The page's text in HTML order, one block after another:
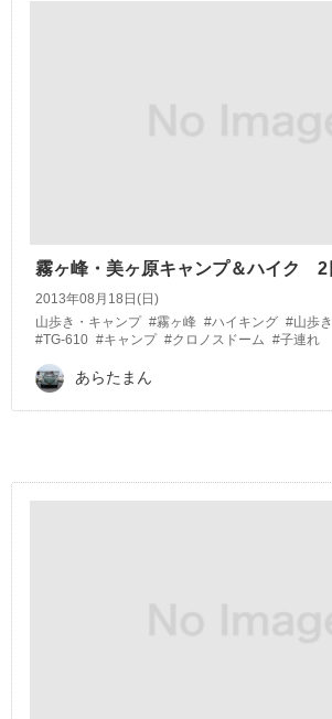
霧ヶ峰・美ヶ原キャンプ＆ハイク 2
2013年08月18日(日)
山歩き・キャンプ #霧ヶ峰 #ハイキング #山歩き
#TG-610 #キャンプ #クロノスドーム #子連れ
あらたまん